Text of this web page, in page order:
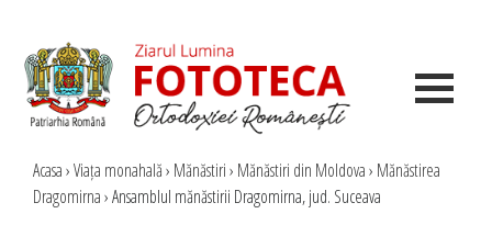
Acasa›Viața monahală› Mănăstiri› Mănăstiri din Moldova› Mănăstirea
Dragomirna›Ansamblul mănăstirii Dragomirna, jud. Suceava